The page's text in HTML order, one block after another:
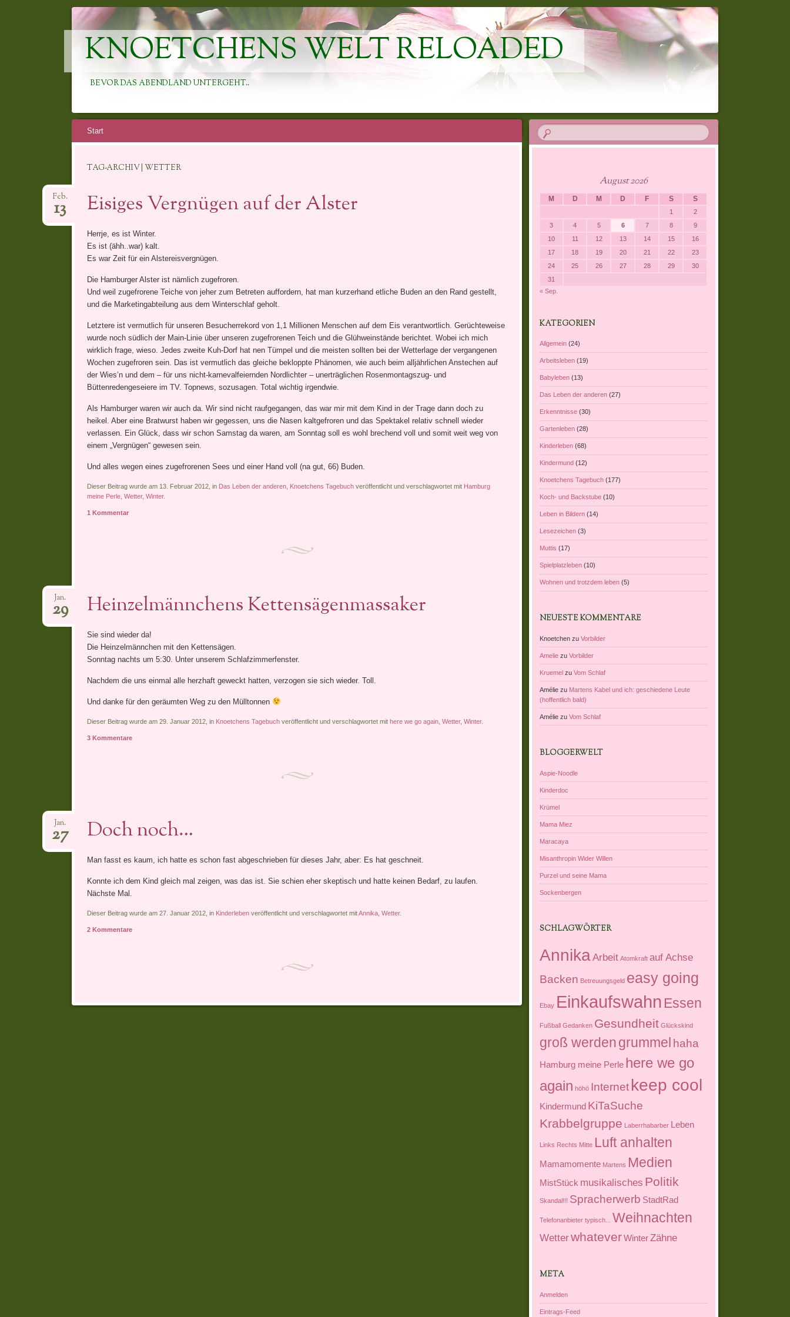
KNOETCHENS WELT RELOADED
BEVOR DAS ABENDLAND UNTERGEHT..
Springe
Start
TAG-ARCHIV | WETTER
Eisiges Vergnügen auf der Alster
Feb.
13
Herrje, es ist Winter.
Es ist (ähh..war) kalt.
Es war Zeit für ein Alstereisvergnügen.
Die Hamburger Alster ist nämlich zugefroren.
Und weil zugefrorene Teiche von jeher zum Betreten auffordern, hat man kurzerhand etliche Buden an den Rand gestellt,
und die Marketingabteilung aus dem Winterschlaf geholt.
Letztere ist vermutlich für unseren Besucherrekord von 1,1 Millionen Menschen auf dem Eis verantwortlich. Gerüchteweise
wurde noch südlich der Main-Linie über unseren zugefrorenen Teich und die Glühweinstände berichtet. Wobei ich mich
wirklich frage, wieso. Jedes zweite Kuh-Dorf hat nen Tümpel und die meisten sollten bei der Wetterlage der vergangenen
Wochen zugefroren sein. Das ist vermutlich das gleiche bekloppte Phänomen, wie auch beim alljährlichen Anstechen auf
der Wies’n und dem – für uns nicht-karnevalfeiernden Nordlichter – unerträglichen Rosenmontagszug- und
Büttenredengeseiere im TV. Topnews, sozusagen. Total wichtig irgendwie.
Als Hamburger waren wir auch da. Wir sind nicht raufgegangen, das war mir mit dem Kind in der Trage dann doch zu
heikel. Aber eine Bratwurst haben wir gegessen, uns die Nasen kaltgefroren und das Spektakel relativ schnell wieder
verlassen. Ein Glück, dass wir schon Samstag da waren, am Sonntag soll es wohl brechend voll und somit weit weg von
einem „Vergnügen“ gewesen sein.
Und alles wegen eines zugefrorenen Sees und einer Hand voll (na gut, 66) Buden.
Dieser Beitrag wurde am 13. Februar 2012, in Das Leben der anderen, Knoetchens Tagebuchveröffentlicht und verschlagwortet mit Hamburg
meine Perle, Wetter, Winter.
1 Kommentar
Heinzelmännchens Kettensägenmassaker
Jan.
29
Sie sind wieder da!
Die Heinzelmännchen mit den Kettensägen.
Sonntag nachts um 5:30. Unter unserem Schlafzimmerfenster.
Nachdem die uns einmal alle herzhaft geweckt hatten, verzogen sie sich wieder. Toll.
Und danke für den geräumten Weg zu den Mülltonnen
Dieser Beitrag wurde am 29. Januar 2012, in Knoetchens Tagebuchveröffentlicht und verschlagwortet mit here we go again, Wetter, Winter.
3 Kommentare
Doch noch…
Jan.
27
Man fasst es kaum, ich hatte es schon fast abgeschrieben für dieses Jahr, aber: Es hat geschneit.
Konnte ich dem Kind gleich mal zeigen, was das ist. Sie schien eher skeptisch und hatte keinen Bedarf, zu laufen.
Nächste Mal.
Dieser Beitrag wurde am 27. Januar 2012, in Kinderlebenveröffentlicht und verschlagwortet mitAnnika, Wetter.
2 Kommentare
Artikel-Navigation
August 2026
M D M D F S S
1
2
3
4 5 6 7 8
9
10
11 12 13 14 15
16
17
18 19 20 21 22
23
24
25 26 27 28 29
30
31
« Sep.
KATEGORIEN
Allgemein (24)
Arbeitsleben (19)
Babyleben (13)
Das Leben der anderen (27)
Erkenntnisse (30)
Gartenleben (28)
Kinderleben (68)
Kindermund (12)
Knoetchens Tagebuch (177)
Koch- und Backstube (10)
Leben in Bildern (14)
Lesezeichen (3)
Muttis (17)
Spielplatzleben (10)
Wohnen und trotzdem leben (5)
NEUESTE KOMMENTARE
Knoetchen zuVorbilder
Amelie zuVorbilder
Kruemel zuVom Schlaf
Amélie zu Martens Kabel und ich: geschiedene Leute
(hoffentlich bald)
Amélie zuVom Schlaf
BLOGGERWELT
Aspie-Noodle
Kinderdoc
Krümel
Mama Miez
Maracaya
Misanthropin Wider Willen
Purzel und seine Mama
Sockenbergen
SCHLAGWÖRTER
AnnikaArbeit Atomkraft auf Achse
Backen Betreuungsgeld easy going
Ebay Einkaufswahn Essen
Fußball Gedanken Gesundheit Glückskind
groß werdengrummel haha
Hamburg meine Perle here we go
again höhö Internet keep cool
Kindermund KiTaSuche
Krabbelgruppe Laberrhabarber Leben
Links Rechts Mitte Luft anhalten
Mamamomente Martens Medien
MistStück musikalisches Politik
Skandal!!! Spracherwerb StadtRad
Telefonanbieter typisch... Weihnachten
Wetterwhatever Winter Zähne
META
Anmelden
Eintrags-Feed